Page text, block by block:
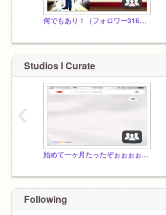
何でもあり！（フォロワー316人スタジオ）
Studios I Curate
始めて一ヶ月たったぞぉぉぉぉぉぉぉぉぉぉぉぉぉぉぉぉぉぉぉぉぉぉぉぉぉぉぉぉぉぉぉぉぉぉぉぉぉぉぉぉぉぉ
‹
Following